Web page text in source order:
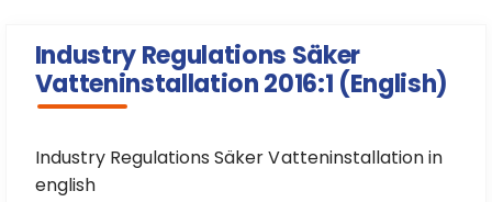
Industry Regulations Säker
Vatteninstallation 2016:1 (English)
Industry Regulations Säker Vatteninstallation in
english